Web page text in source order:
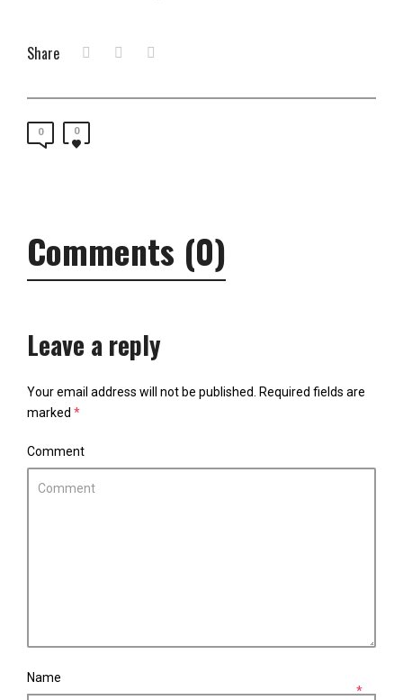
Share
0 0
Comments (0)
Leave a reply
Your email address will not be published. Required fields are
marked *
Comment
Name
*